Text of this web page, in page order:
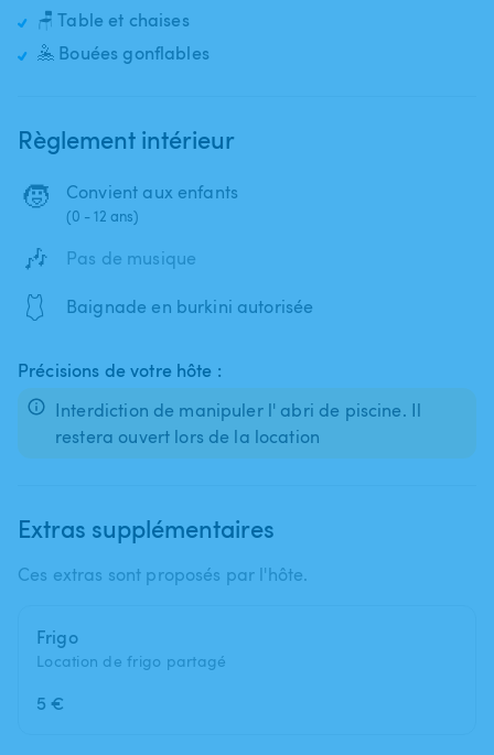
🪑 Table et chaises
🤽 Bouées gonflables
Règlement intérieur
🧒 Convient aux enfants
(0 - 12 ans)
🎶 Pas de musique
🩱 Baignade en burkini autorisée
Précisions de votre hôte :
Interdiction de manipuler l' abri de piscine. Il
restera ouvert lors de la location
Extras supplémentaires
Ces extras sont proposés par l'hôte.
Frigo
Location de frigo partagé
5 €